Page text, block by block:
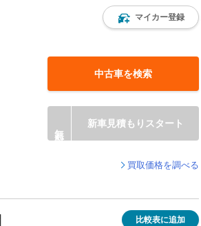
マイカー登録
中古車を検索
新車見積もりスタート
買取価格を調べる
比較表に追加